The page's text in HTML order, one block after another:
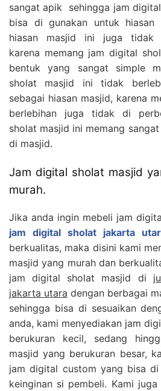
sangat apik sehingga jam
bisa di gunakan untuk hiasan
hiasan masjid ini juga tidak
karena memang jam digital
bentuk yang sangat simple
sholat masjid ini tidak
sebagai hiasan masjid, karena
berlebihan juga tidak di
sholat masjid ini memang
di masjid.
Jam digital sholat masjid
murah.
Jika anda ingin mebeli jam
jam digital sholat jakarta
berkualitas, maka disini kami
masjid yang murah dan
jam digital sholat masjid di
jakarta utara dengan berbagai
sehingga bisa di sesuaikan
anda, kami menyediakan jam
berukuran kecil, sedang
masjid yang berukuran besar,
jam digital custom yang bisa di
keinginan si pembeli. Kami juga